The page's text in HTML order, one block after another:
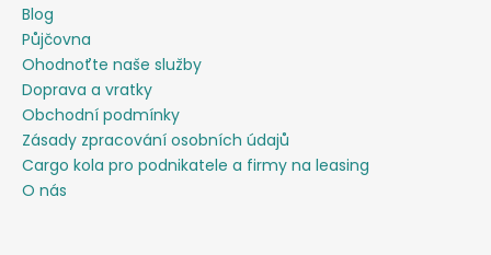
Blog
Půjčovna
Ohodnoťte naše služby
Doprava a vratky
Obchodní podmínky
Zásady zpracování osobních údajů
Cargo kola pro podnikatele a firmy na leasing
O nás